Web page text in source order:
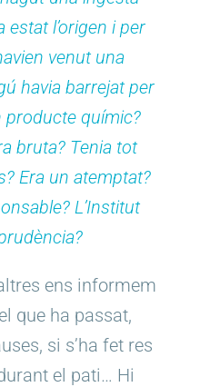
estat l’origen i per
venut una
havia barrejat per
producte químic?
bruta? Tenia tot
Era un atemptat?
L’Institut
ens informem
que ha passat,
si s’ha fet res
el pati… Hi